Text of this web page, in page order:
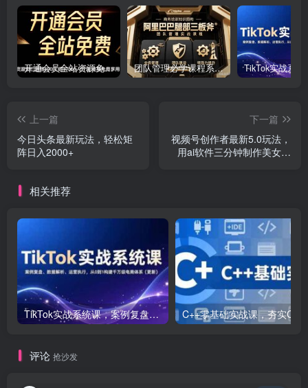
开通会员全站资源免费下载 开通VIP会员 HY资源库 团队管理必学课程系列，阿里巴巴“腿部三板斧”
上一篇
今日头条最新玩法，轻松矩
阵日入2000+
下一篇
视频号创作者最新5.0玩法，
用ai软件三分钟制作美女跳
相关推荐
TikTok实战系统课，案例复盘、数据解析、运营执行，从0到1构建千万级电商体系（更新）
评论 抢沙发